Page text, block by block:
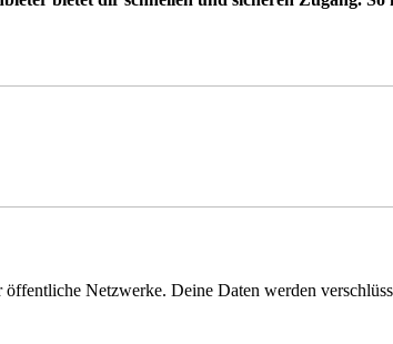
öffentliche Netzwerke. Deine Daten werden